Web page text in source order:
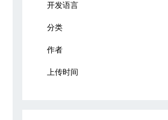
开发语言
分类
作者
上传时间